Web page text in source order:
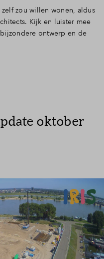
zou willen wonen, aldus
Kijk en luister mee
ontwerp en de
oktober